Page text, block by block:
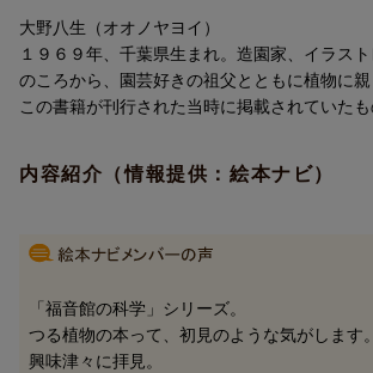
ある庭に、種が一つ落ちています。何の植物
の種が芽を出して……つるが伸びはじめました
でも、つかまるものがなくてうまく伸びていけ
にはできません。このつるはスイートピーでは
やクレマチスなど、いろいろなつる植物が壁の
このつるは何の植物なのでしょう？
大野八生（オオノヤヨイ）
１９６９年、千葉県生まれ。造園家、イラス
のころから、園芸好きの祖父とともに植物に
この書籍が刊行された当時に掲載されていたも
内容紹介（情報提供：絵本ナビ）
「福音館の科学」シリーズ。
つる植物の本って、初見のような気がします。
興味津々に拝見。